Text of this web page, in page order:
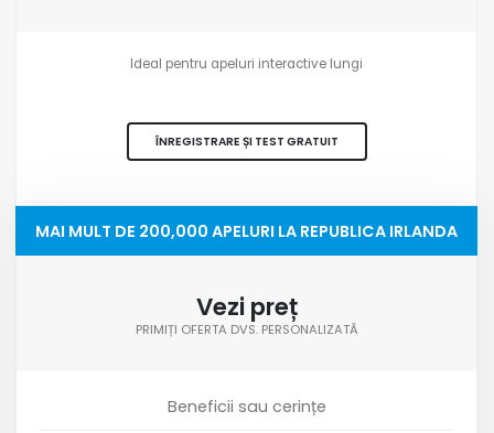
Ideal pentru apeluri interactive lungi
ÎNREGISTRARE ȘI TEST GRATUIT
MAI MULT DE 200,000 APELURI LA REPUBLICA IRLANDA
Vezi preț
PRIMIȚI OFERTA DVS. PERSONALIZATĂ
Beneficii sau cerințe